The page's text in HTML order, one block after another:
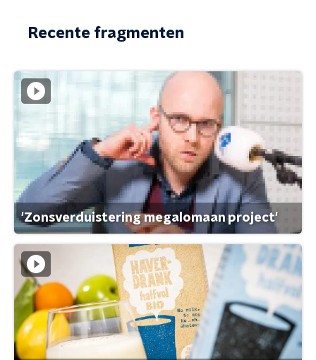
Recente fragmenten
'Zonsverduistering megalomaan project'